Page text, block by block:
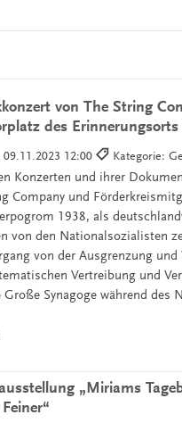
von The String
des
09.11.2023 12:00 Kategorie:
Konzerten und ihrer
Company und
1938, als
von den Nationalsozialisten
von der Ausgrenzung
Vertreibung und
Große Synagoge während des
„Miriams